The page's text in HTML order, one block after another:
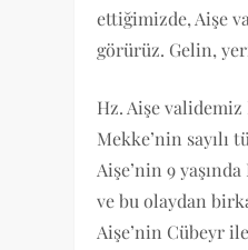
ettiğimizde, Aişe
görürüz. Gelin,
Hz. Aişe
Mekke’nin sayılı
Aişe’nin 9
ve bu olaydan
Aişe’nin Cübeyr